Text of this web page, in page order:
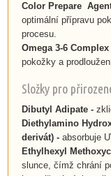
Color Prepare
optimální přípravu
procesu.
Omega 3-6 Complex
pokožky a
Složky pro
Dibutyl Adipate -
Diethylamino
derivát) - absorbuje
Ethylhexyl
slunce, čímž chrání